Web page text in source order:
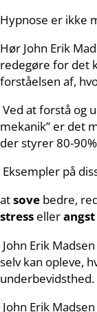
Hypnose er ikke
Hør John Erik
redegøre for det
forståelsen af,
Ved at forstå og
mekanik” er det
der styrer 80-
Eksempler på
atsove bedre,
stress ellerangst
John Erik
selv kan opleve,
underbevidsthed.
John Erik